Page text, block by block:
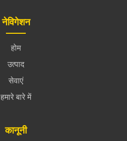
नेविगेशन
होम
उत्पाद
सेवाएं
हमारे बारे में
कानूनी